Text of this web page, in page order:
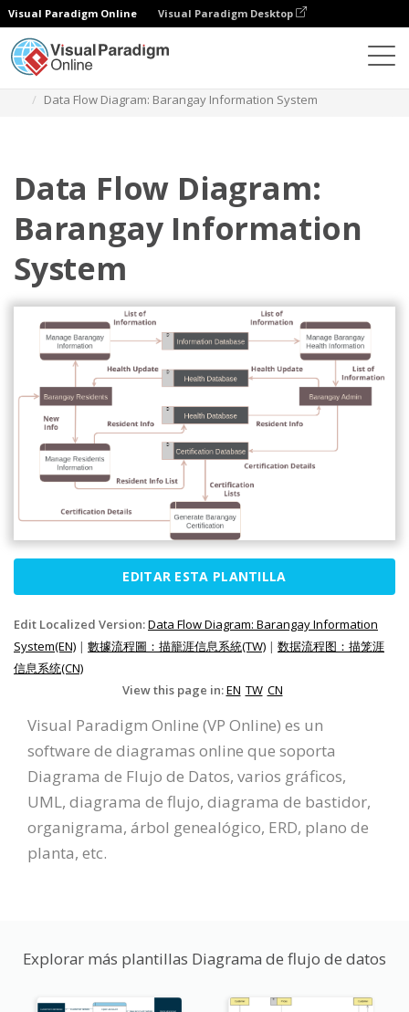
Visual Paradigm Online Visual Paradigm Desktop
Data Flow Diagram: Barangay Information System
Data Flow Diagram:
Barangay Information
System
EDITAR ESTA PLANTILLA
Edit Localized Version:Data Flow Diagram: Barangay Information
System(EN) | 數據流程圖：描籠涯信息系統(TW) | 数据流程图：描笼涯
信息系统(CN)
View this page in:EN TW CN
Visual Paradigm Online (VP Online) es un
software de diagramas online que soporta
Diagrama de Flujo de Datos, varios gráficos,
UML, diagrama de flujo, diagrama de bastidor,
organigrama, árbol genealógico, ERD, plano de
planta, etc.
Explorar más plantillas Diagrama de flujo de datos